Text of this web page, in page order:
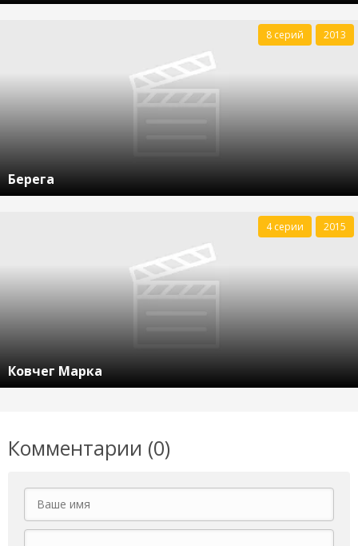
Берега
8 серий 2013
Ковчег Марка
4 серии 2015
Комментарии (0)